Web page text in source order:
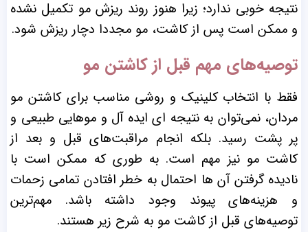
نتیجه خوبی ندارد؛ زیرا هنوز روند ریزش مو تکمیل نشده
و ممکن است پس از کاشت، مو مجددا دچار ریزش شود.
توصیه‌های مهم قبل از کاشتن مو
فقط با انتخاب کلینیک و روشی مناسب برای کاشتن مو
مردان، نمی‌توان به نتیجه ‌ای ایده‌ آل و موهایی طبیعی و
پر پشت رسید. بلکه انجام مراقبت‌‌های قبل و بعد از
کاشت مو نیز مهم است. به طوری که ممکن است با
نادیده گرفتن آن‌ ها احتمال به خطر افتادن تمامی زحمات
و هزینه‌های پیوند وجود داشته باشد. مهم‌ترین
توصیه‌های قبل از کاشت مو به شرح زیر هستند.